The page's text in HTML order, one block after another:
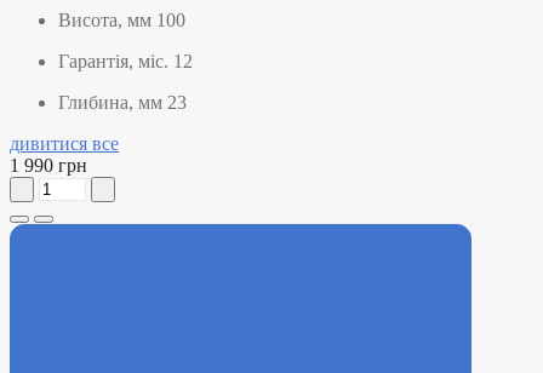
Висота, мм 100
Гарантія, міс. 12
Глибина, мм 23
дивитися все
1 990 грн